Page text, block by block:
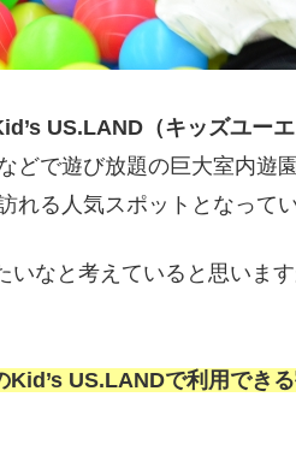
US.LAND（キッズユーエ
どで遊び放題の巨大室内遊
れる人気スポットとなってい
いなと考えていると思いま
Kid’s US.LANDで利用でき